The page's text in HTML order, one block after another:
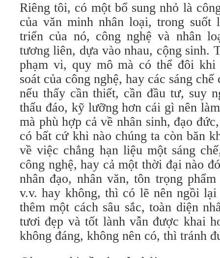
Riêng tôi, có một bổ sung nhỏ là
của văn minh nhân loại, trong
triển của nó, công nghệ và nhân
tương liên, dựa vào nhau, cộng sinh.
phạm vi, quy mô mà có thể đôi
soát của công nghệ, hay các sáng
nếu thấy cần thiết, cần đầu tư, suy
thấu đáo, kỹ lưỡng hơn cái gì nên
mà phù hợp cả về nhân sinh, đạo
có bất cứ khi nào chúng ta còn băn
về việc chẳng hạn liệu một sáng
công nghệ, hay cả một thời đại nào
nhân đạo, nhân văn, tôn trọng
v.v. hay không, thì có lẽ nên ngồi
thêm một cách sâu sắc, toàn diện
tươi đẹp và tốt lành vẫn được khai
không đáng, không nên có, thì tránh